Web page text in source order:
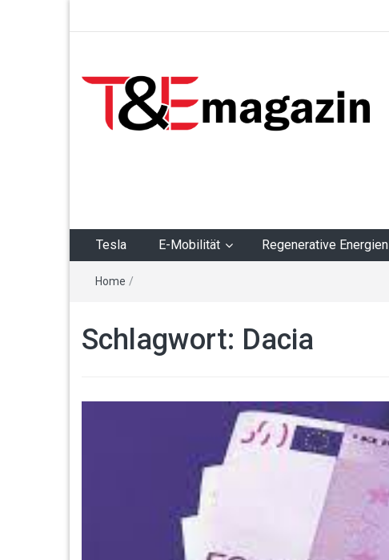
Regenerative Energien
Tesla E-Mobilität Regenerative Energien
Home /
Schlagwort: Dacia